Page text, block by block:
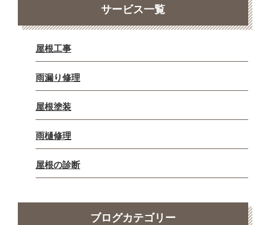
サービス一覧
屋根工事
雨漏り修理
屋根塗装
雨樋修理
屋根の診断
ブログカテゴリー